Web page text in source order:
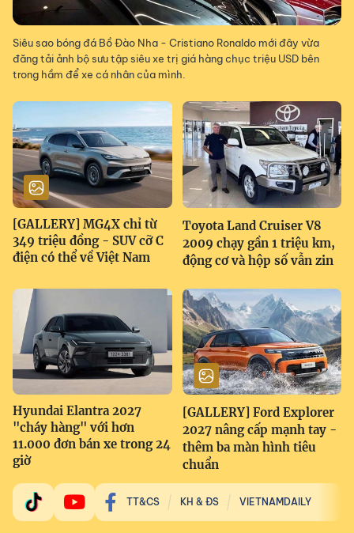
Siêu sao bóng đá Bồ Đào Nha - Cristiano Ronaldo mới đây vừa
đăng tải ảnh bộ sưu tập siêu xe trị giá hàng chục triệu USD bên
trong hầm để xe cá nhân của mình.
[GALLERY] MG4X chỉ từ
349 triệu đồng - SUV cỡ C
điện có thể về Việt Nam
Toyota Land Cruiser V8
2009 chạy gần 1 triệu km,
động cơ và hộp số vẫn zin
Hyundai Elantra 2027
"cháy hàng" với hơn
11.000 đơn bán xe trong 24
giờ
[GALLERY] Ford Explorer
2027 nâng cấp mạnh tay -
thêm ba màn hình tiêu
chuẩn
TT&CS KH & ĐS VIETNAMDAILY